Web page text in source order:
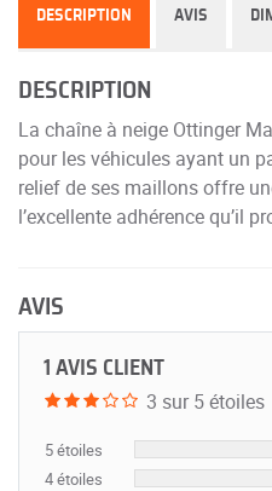
DESCRIPTION AVIS
DESCRIPTION
La chaîne à neige Ottinger
pour les véhicules ayant un
relief de ses maillons offre
l’excellente adhérence qu’il
AVIS
1 AVIS CLIENT
3 sur 5 étoiles
5 étoiles
4 étoiles